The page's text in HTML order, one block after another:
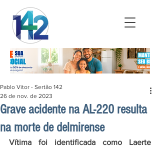
Grave acidente na AL-220 resulta
na morte de delmirense
Pablo Vitor - Sertão 142
26 de nov. de 2023
Vítima foi identificada como Laerte